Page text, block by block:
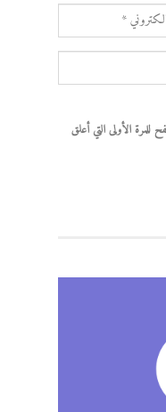
للمرة الأولى التي أعلق